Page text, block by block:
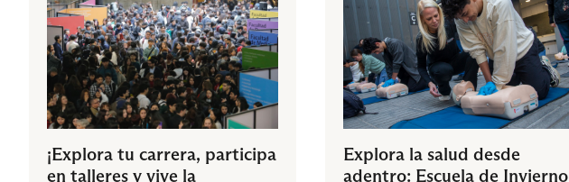
¡Explora tu carrera, participa
en talleres y vive la
Explora la salud desde
adentro: Escuela de Invierno